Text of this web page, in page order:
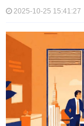
2025-10-25 15:41:27